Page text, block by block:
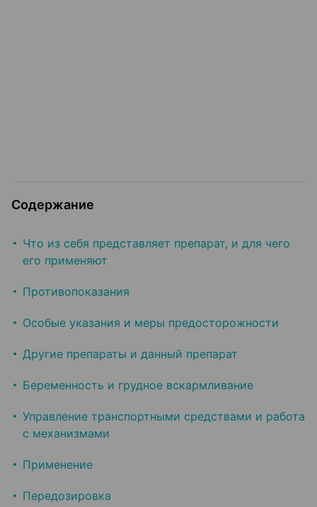
Содержание
Что из себя представляет препарат, и для чего
его применяют
Противопоказания
Особые указания и меры предосторожности
Другие препараты и данный препарат
Беременность и грудное вскармливание
Управление транспортными средствами и работа
с механизмами
Применение
Передозировка